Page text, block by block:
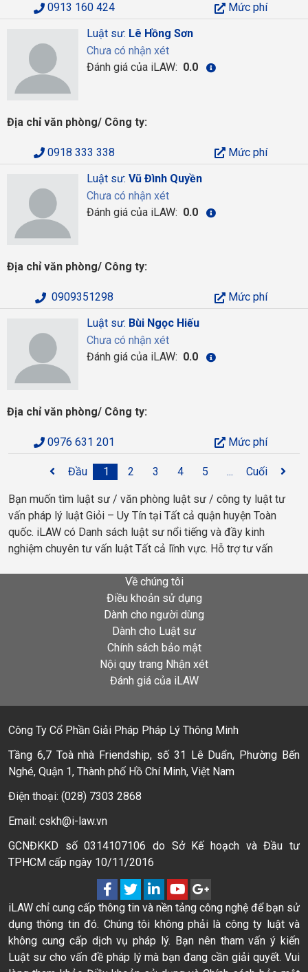
0913 160 424
Mức phí
Luật sư: Lê Hồng Sơn
Chưa có nhận xét
Đánh giá của iLAW: 0.0
Địa chỉ văn phòng/ Công ty:
0918 333 338
Mức phí
Luật sư: Vũ Đình Quyền
Chưa có nhận xét
Đánh giá của iLAW: 0.0
Địa chỉ văn phòng/ Công ty:
0909351298
Mức phí
Luật sư: Bùi Ngọc Hiếu
Chưa có nhận xét
Đánh giá của iLAW: 0.0
Địa chỉ văn phòng/ Công ty:
0976 631 201 Mức phí
Đầu 1 2 3 4 5 ... Cuối
Bạn muốn tìm luật sư / văn phòng luật sư / công ty luật tư
vấn pháp lý luật Giỏi – Uy Tín tại Tất cả quận huyện Toàn
quốc. iLAW có Danh sách luật sư nổi tiếng và đầy kinh
nghiệm chuyên tư vấn luật Tất cả lĩnh vực. Hỗ trợ tư vấn
Về chúng tôi
Điều khoản sử dụng
Dành cho người dùng
Dành cho Luật sư
Chính sách bảo mật
Nội quy trang Nhận xét
Đánh giá của iLAW
Công Ty Cổ Phần Giải Pháp Pháp Lý Thông Minh
Tầng 6,7 Toà nhà Friendship, số 31 Lê Duẩn, Phường Bến
Nghé, Quận 1, Thành phố Hồ Chí Minh, Việt Nam
Điện thoại: (028) 7303 2868
Email: cskh@i-law.vn
GCNĐKKD số 0314107106 do Sở Kế hoạch và Đầu tư
TPHCM cấp ngày 10/11/2016
iLAW chỉ cung cấp thông tin và nền tảng công nghệ để bạn sử
dụng thông tin đó. Chúng tôi không phải là công ty luật và
không cung cấp dịch vụ pháp lý. Bạn nên tham vấn ý kiến
Luật sư cho vấn đề pháp lý mà bạn đang cần giải quyết. Vui